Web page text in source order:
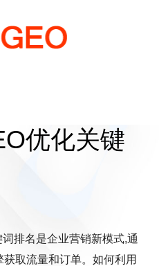
优化关键
排名是企业营销新模式,通
取流量和订单。如何利用